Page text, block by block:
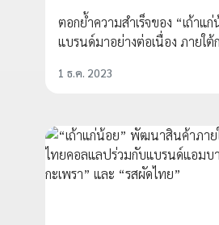
ตอกย้ำความสำเร็จของ “เถ้าแ
แบรนด์มาอย่างต่อเนื่อง ภายใ
1 ธ.ค. 2023